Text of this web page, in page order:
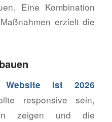
Eine Kombination
erzielt die
Website ist 2026
responsive sein,
zeigen und die